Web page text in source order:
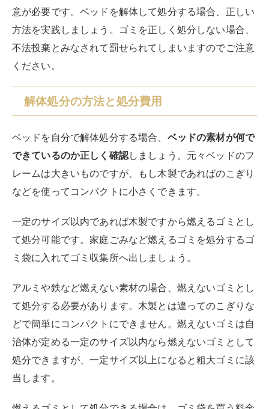
意が必要です。ベッドを解体して処分する場合、正しい
方法を実践しましょう。ゴミを正しく処分しない場合、
不法投棄とみなされて罰せられてしまいますのでご注意
ください。
解体処分の方法と処分費用
ベッドを自分で解体処分する場合、 ベッドの素材が何で
できているのか正しく確認しましょう。元々ベッドのフ
レームは大きいものですが、もし木製であればのこぎり
などを使ってコンパクトに小さくできます。
一定のサイズ以内であれば木製ですから燃えるゴミとし
て処分可能です。家庭ごみなど燃えるゴミを処分するゴ
ミ袋に入れてゴミ収集所へ出しましょう。
アルミや鉄など燃えない素材の場合、燃えないゴミとし
て処分する必要があります。木製とは違ってのこぎりな
どで簡単にコンパクトにできません。燃えないゴミは自
治体が定める一定のサイズ以内なら燃えないゴミとして
処分できますが、一定サイズ以上になると粗大ゴミに該
当します。